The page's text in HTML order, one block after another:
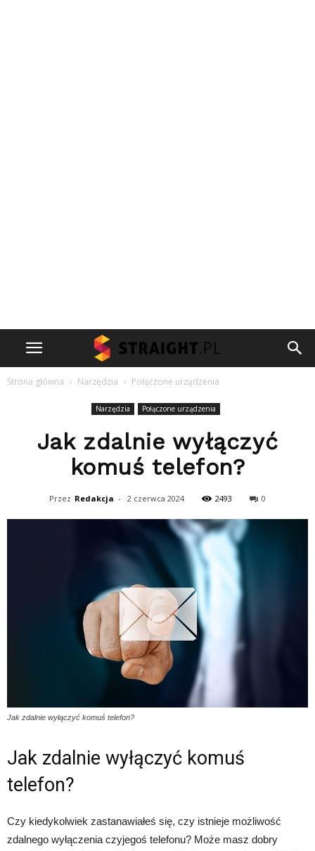
Strona główna Narzędzia Połączone urządzenia
Narzędzia Połączone urządzenia
Jak zdalnie wyłączyć
komuś telefon?
Przez Redakcja - 2 czerwca 2024 2493 0
Jak zdalnie wyłączyć komuś telefon?
Jak zdalnie wyłączyć komuś
telefon?
Czy kiedykolwiek zastanawiałeś się, czy istnieje możliwość
zdalnego wyłączenia czyjegoś telefonu? Może masz dobry